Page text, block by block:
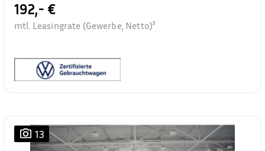
192,- €
mtl. Leasingrate (Gewerbe, Netto)³
13